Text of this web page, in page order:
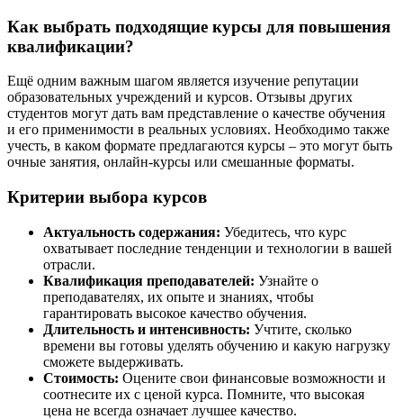
Как выбрать подходящие курсы для повышения
квалификации?
Ещё одним важным шагом является изучение репутации
образовательных учреждений и курсов. Отзывы других
студентов могут дать вам представление о качестве обучения
и его применимости в реальных условиях. Необходимо также
учесть, в каком формате предлагаются курсы – это могут быть
очные занятия, онлайн-курсы или смешанные форматы.
Критерии выбора курсов
Актуальность содержания: Убедитесь, что курс
охватывает последние тенденции и технологии в вашей
отрасли.
Квалификация преподавателей: Узнайте о
преподавателях, их опыте и знаниях, чтобы
гарантировать высокое качество обучения.
Длительность и интенсивность: Учтите, сколько
времени вы готовы уделять обучению и какую нагрузку
сможете выдерживать.
Стоимость: Оцените свои финансовые возможности и
соотнесите их с ценой курса. Помните, что высокая
цена не всегда означает лучшее качество.